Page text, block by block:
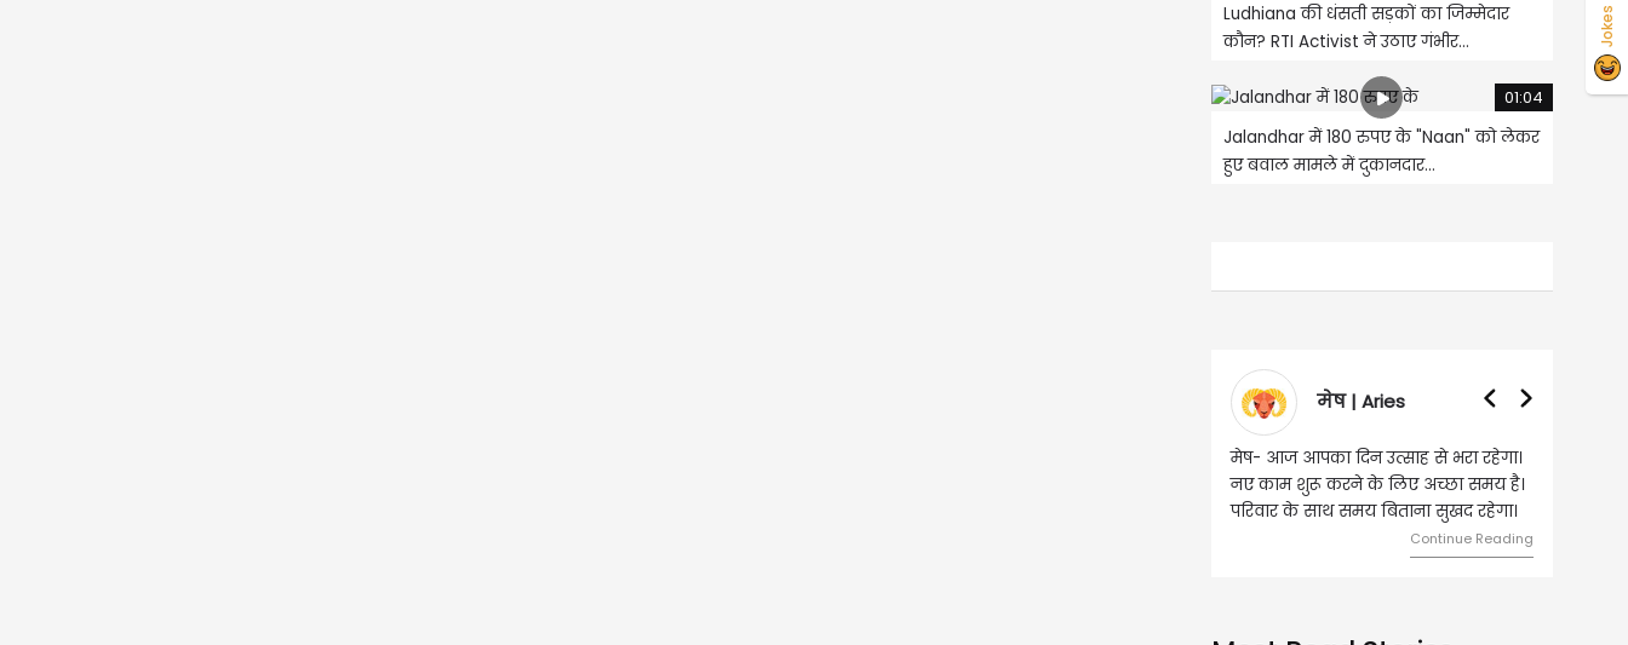
Ludhiana की धंसती सड़कों का जिम्मेदार
कौन? RTI Activist ने उठाए गंभीर...
01:04
Jalandhar में 180 रुपए के "Naan" को लेकर
हुए बवाल मामले में दुकानदार...
मेष | Aries
मेष- आज आपका दिन उत्साह से भरा रहेगा।
नए काम शुरू करने के लिए अच्छा समय है।
परिवार के साथ समय बिताना सुखद रहेगा।
Continue Reading
वृष- आज का
लिए शुभ रहने
मामलों में
मेलजोल
समझकर...
Jokes